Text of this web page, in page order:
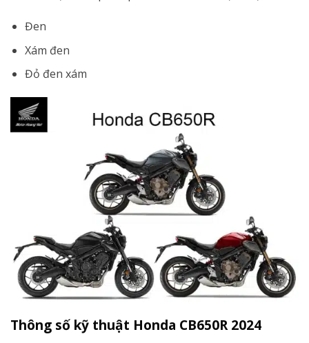
Đen
Xám đen
Đỏ đen xám
Thông số kỹ thuật Honda CB650R 2024